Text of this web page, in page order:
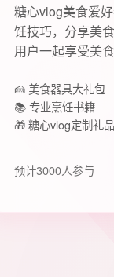
糖心vlog美食爱
饪技巧，分享美
用户一起享受美食
🍰 美食器具大礼包
📚 专业烹饪书籍
🎁 糖心vlog定制礼品
预计3000人参与